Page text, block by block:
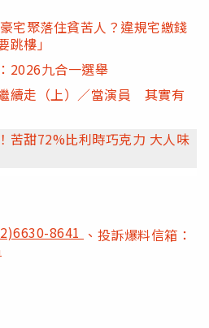
宅聚落住貧苦人？違規宅繳錢
跳樓」
2026九合一選舉
走（上）／當演員 其實有
苦甜72%比利時巧克力 大人味
8641 、投訴爆料信箱：